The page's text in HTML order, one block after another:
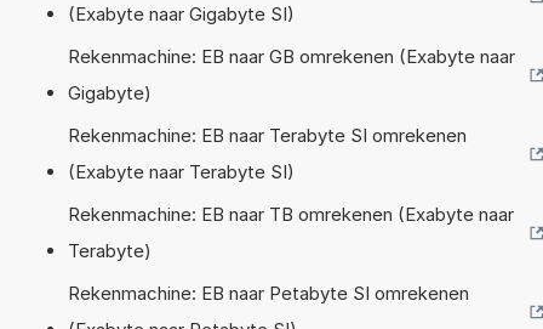
(Exabyte naar Gigabyte SI)
Rekenmachine: EB naar GB omrekenen (Exabyte naar
Gigabyte)
Rekenmachine: EB naar Terabyte SI omrekenen
(Exabyte naar Terabyte SI)
Rekenmachine: EB naar TB omrekenen (Exabyte naar
Terabyte)
Rekenmachine: EB naar Petabyte SI omrekenen